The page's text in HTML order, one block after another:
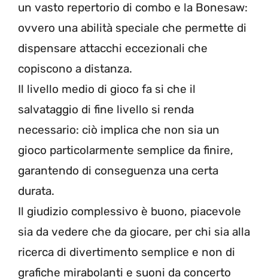
un vasto repertorio di combo e la Bonesaw:
ovvero una abilità speciale che permette di
dispensare attacchi eccezionali che
copiscono a distanza.
Il livello medio di gioco fa si che il
salvataggio di fine livello si renda
necessario: ciò implica che non sia un
gioco particolarmente semplice da finire,
garantendo di conseguenza una certa
durata.
Il giudizio complessivo è buono, piacevole
sia da vedere che da giocare, per chi sia alla
ricerca di divertimento semplice e non di
grafiche mirabolanti e suoni da concerto